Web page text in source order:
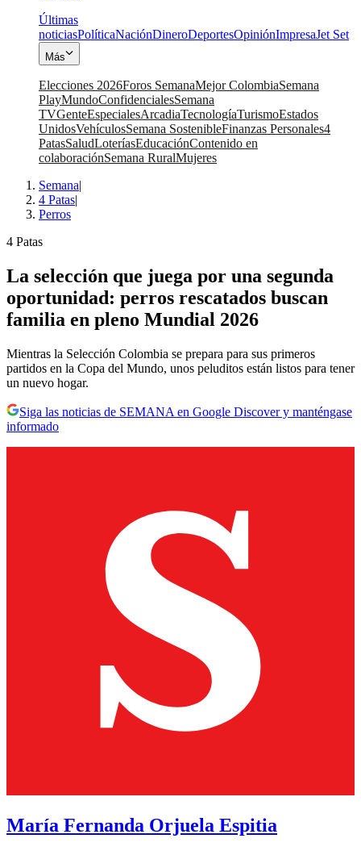
Últimas
noticiasPolíticaNaciónDineroDeportesOpiniónImpresaJet Set
Más
Elecciones 2026Foros SemanaMejor ColombiaSemana
PlayMundoConfidencialesSemana
TVGenteEspecialesArcadiaTecnologíaTurismoEstados
UnidosVehículosSemana SostenibleFinanzas Personales4
PatasSaludLoteríasEducaciónContenido en
colaboraciónSemana RuralMujeres
Semana|
4 Patas|
Perros
4 Patas
La selección que juega por una segunda
oportunidad: perros rescatados buscan
familia en pleno Mundial 2026
Mientras la Selección Colombia se prepara para sus primeros
partidos en la Copa del Mundo, unos peluditos están listos para tener
un nuevo hogar.
Siga las noticias de SEMANA en Google Discover y manténgase
informado
María Fernanda Orjuela Espitia